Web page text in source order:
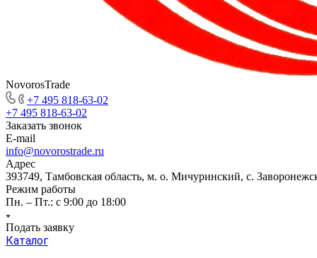
NovorosTrade
+7 495 818-63-02
+7 495 818-63-02
Заказать звонок
E-mail
info@novorostrade.ru
Адрес
393749, Тамбовская область, м. о. Мичуринский, с.
Режим работы
Пн. – Пт.: с 9:00 до 18:00
Подать заявку
Каталог